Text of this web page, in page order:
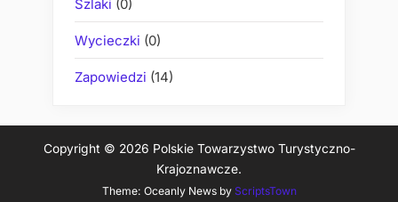
Szlaki (0)
Wycieczki (0)
Zapowiedzi (14)
Copyright © 2026 Polskie Towarzystwo Turystyczno-
Krajoznawcze.
Theme: Oceanly News by ScriptsTown